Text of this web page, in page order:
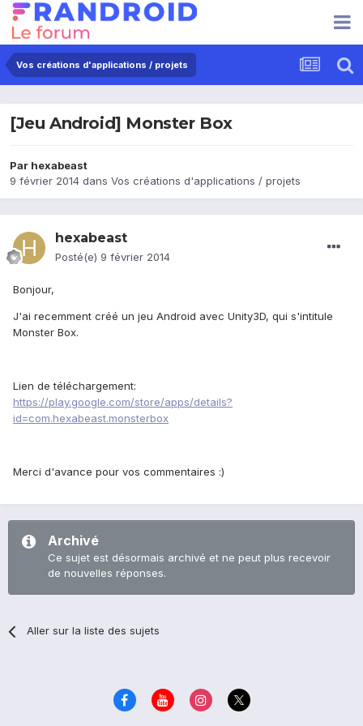
Vos créations d'applications / projets
[Jeu Android] Monster Box
Par hexabeast
9 février 2014 dans Vos créations d'applications / projets
hexabeast
Posté(e) 9 février 2014
Bonjour,
J'ai recemment créé un jeu Android avec Unity3D, qui s'intitule
Monster Box.
Lien de téléchargement:
https://play.google.com/store/apps/details?
id=com.hexabeast.monsterbox
Merci d'avance pour vos commentaires :)
Archivé
Ce sujet est désormais archivé et ne peut plus recevoir
de nouvelles réponses.
Aller sur la liste des sujets